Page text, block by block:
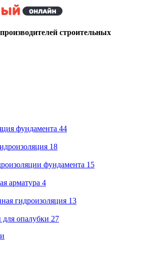
строительных
фундамента 44
18
фундамента 15
арматура 4
гидроизоляция 13
опалубки 27